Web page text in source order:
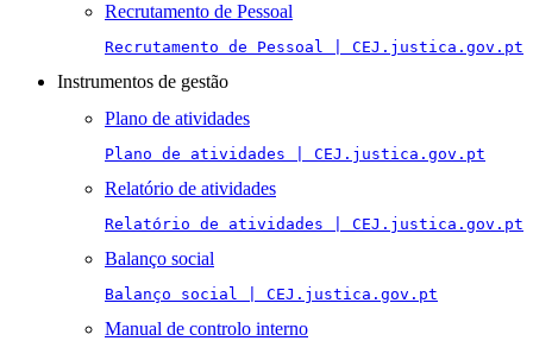
Recrutamento de Pessoal
Recrutamento de Pessoal | CEJ.justica.gov.pt
Instrumentos de gestão
Plano de atividades
Plano de atividades | CEJ.justica.gov.pt
Relatório de atividades
Relatório de atividades | CEJ.justica.gov.pt
Balanço social
Balanço social | CEJ.justica.gov.pt
Manual de controlo interno